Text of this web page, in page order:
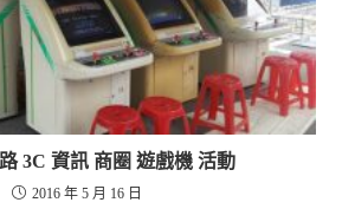
3C 資訊 商圈 遊戲機 活動
2016 年 5 月 16 日